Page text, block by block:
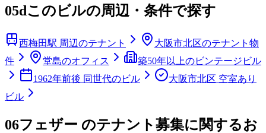
05dこのビルの周辺・条件で探す
西梅田駅 周辺のテナント
大阪市北区のテナント物
件
堂島のオフィス
築50年以上のビンテージビル
1962年前後 同世代のビル
大阪市北区 空室あり
ビル
06フェザー のテナント募集に関するお